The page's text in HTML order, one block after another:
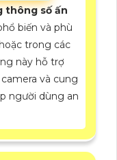
thông số ấn
biến và phù
trong các
này hỗ trợ
và cung
người dùng an